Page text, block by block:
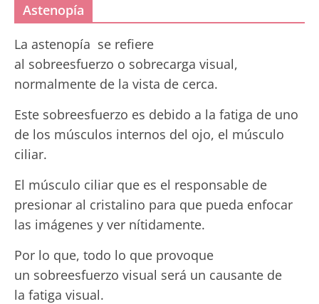
Astenopía
La astenopía se refiere
al sobreesfuerzo o sobrecarga visual,
normalmente de la vista de cerca.
Este sobreesfuerzo es debido a la fatiga de uno
de los músculos internos del ojo, el músculo
ciliar.
El músculo ciliar que es el responsable de
presionar al cristalino para que pueda enfocar
las imágenes y ver nítidamente.
Por lo que, todo lo que provoque
un sobreesfuerzo visual será un causante de
la fatiga visual.